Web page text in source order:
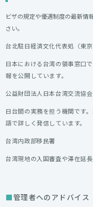
ビザの規定や優遇制度の最新情
さい。
台北駐日経済文化代表処（東京
日本における台湾の領事窓口
報を公開しています。
公益財団法人日本台湾交流協会
日台間の実務を担う機関です
語で詳しく発信しています。
台湾内政部移民署
台湾現地の入国審査や滞在延
管理者へのアドバイス